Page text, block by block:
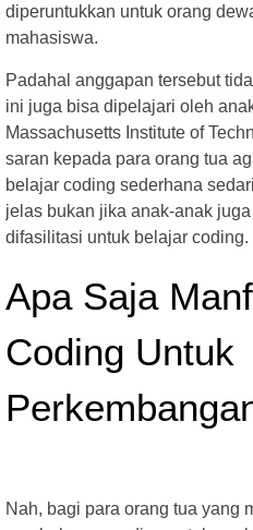
diperuntukkan untuk orang
mahasiswa.
Padahal anggapan tersebut
ini juga bisa dipelajari oleh
Massachusetts Institute of
saran kepada para orang tua
belajar coding sederhana
jelas bukan jika anak-anak
difasilitasi untuk belajar coding.
Apa Saja
Coding Untuk
Nah, bagi para orang tua yang